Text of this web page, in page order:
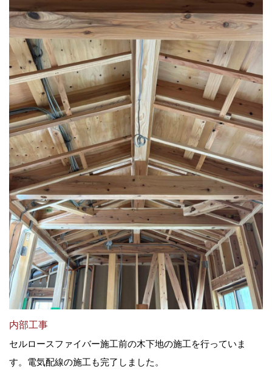
内部工事
セルロースファイバー施工前の木下地の施工を行っていま
す。電気配線の施工も完了しました。